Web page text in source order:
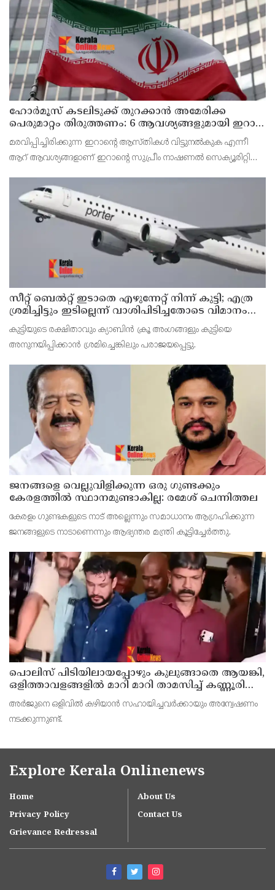
ഹോര്‍മൂസ് കടലിടുക്ക് തുറക്കാന്‍ അമേരിക്ക
പെരുമാറ്റം തിരുത്തണം: 6 ആവശ്യങ്ങളുമായി ഇറാന്‍
ദേശീയ സുരക്ഷാ കൗണ്‍സില്‍
മരവിപ്പിച്ചിരിക്കുന്ന ഇറാന്റെ ആസ്തികള്‍ വിട്ടുനല്‍കുക എന്നീ
ആറ് ആവശ്യങ്ങളാണ് ഇറാന്റെ സുപ്രീം നാഷണല്‍ സെക്യൂരിറ്റി
സീറ്റ് ബെല്‍റ്റ് ഇടാതെ എഴുന്നേറ്റ് നിന്ന് കുട്ടി; എത്ര
ശ്രമിച്ചിട്ടും ഇടില്ലെന്ന് വാശിപിടിച്ചതോടെ വിമാനം
റദ്ദാക്കി
കുട്ടിയുടെ രക്ഷിതാവും ക്യാബിന്‍ ക്രൂ അംഗങ്ങളും കുട്ടിയെ
അനുനയിപ്പിക്കാന്‍ ശ്രമിച്ചെങ്കിലും പരാജയപ്പെട്ടു.
ജനങ്ങളെ വെല്ലുവിളിക്കുന്ന ഒരു ഗുണ്ടക്കും
കേരളത്തില്‍ സ്ഥാനമുണ്ടാകില്ല: രമേശ് ചെന്നിത്തല
കേരളം ഗുണ്ടകളുടെ നാട് അല്ലെന്നും സമാധാനം ആഗ്രഹിക്കുന്ന
ജനങ്ങളുടെ നാടാണെന്നും ആഭ്യന്തര മന്ത്രി കൂട്ടിച്ചേര്‍ത്തു.
പൊലിസ് പിടിയിലായപ്പോഴും കുലുങ്ങാതെ ആയങ്കി,
ഒളിത്താവളങ്ങളില്‍ മാറി മാറി താമസിച്ച് കണ്ണൂരിലെ
ക്വട്ടേഷന്‍ നേതാവ്
അര്‍ജുനെ ഒളിവില്‍ കഴിയാന്‍ സഹായിച്ചവര്‍ക്കായും അന്വേഷണം
നടക്കുന്നുണ്ട്.
Explore Kerala Onlinenews
Home
About Us
Privacy Policy
Contact Us
Grievance Redressal